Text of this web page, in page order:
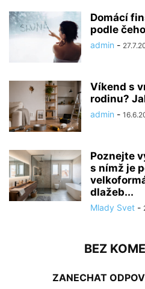
Domácí
podle
admin -
Víkend s
rodinu?
admin -
Poznejte
s nímž je
dlažeb...
Mlady Svet -
BEZ
ZANECHAT